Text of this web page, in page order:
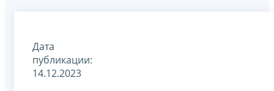
Дата
публикации:
14.12.2023